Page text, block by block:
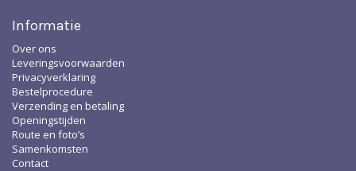
Informatie
Over ons
Leveringsvoorwaarden
Privacyverklaring
Bestelprocedure
Verzending en betaling
Openingstijden
Route en foto’s
Samenkomsten
Contact